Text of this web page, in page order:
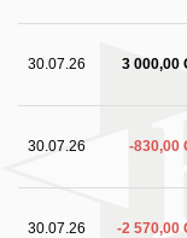
30.07.26 3 000,00
30.07.26 -830,00
30.07.26 -2 570,00